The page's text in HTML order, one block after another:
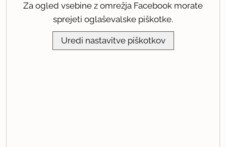
Za ogled vsebine z omrežja Facebook morate
sprejeti oglaševalske piškotke.
Uredi nastavitve piškotkov